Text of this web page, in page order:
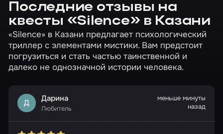
Последние отзывы на
квесты «Silence» в Казани
«Silence» в Казани предлагает психологический
триллер с элементами мистики. Вам предстоит
погрузиться и стать частью таинственной и
далеко не однозначной истории человека.
Д Дарина
Любитель
меньше минуты
назад